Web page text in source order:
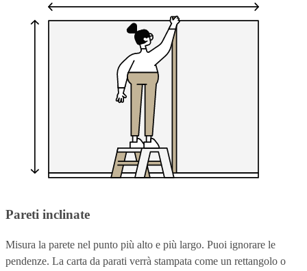
Pareti inclinate
Misura la parete nel punto più alto e più largo. Puoi ignorare le
pendenze. La carta da parati verrà stampata come un rettangolo o